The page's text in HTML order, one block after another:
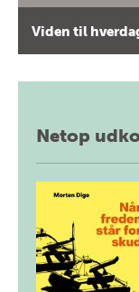
Viden til
Netop